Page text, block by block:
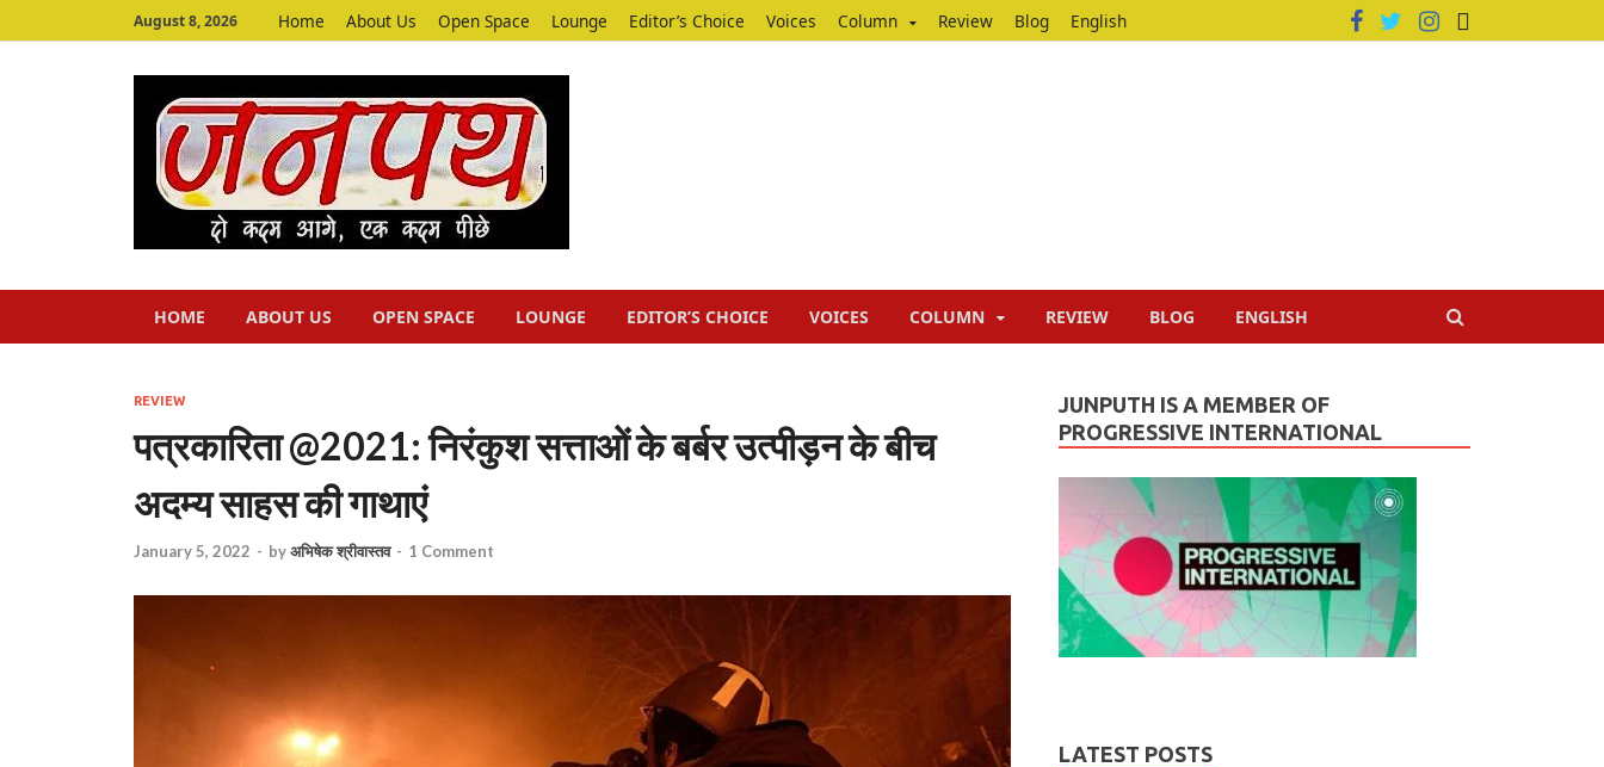
August 8, 2026 Home About Us Open Space Lounge Editor’s Choice Voices Column Review Blog English
HOME ABOUT US OPEN SPACE LOUNGE EDITOR’S CHOICE VOICES COLUMN REVIEW BLOG ENGLISH
REVIEW
पत्रकारिता @2021: निरंकुश सत्ताओं के बर्बर उत्पीड़न के बीच
अदम्य साहस की गाथाएं
January 5, 2022 - byअभिषेक श्रीवास्तव - 1 Comment
JUNPUTH IS A MEMBER OF
PROGRESSIVE INTERNATIONAL
LATEST POSTS